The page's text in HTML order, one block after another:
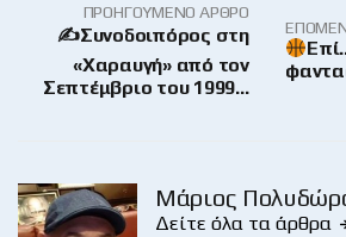
ΠΡΟΗΓΟΎΜΕΝΟ ΆΡΘΡΟ
✍️Συνοδοιπόρος στη
«Χαραυγή» από τον
Σεπτέμβριο του 1999…
Μάριος
Δείτε όλα τα άρθρα